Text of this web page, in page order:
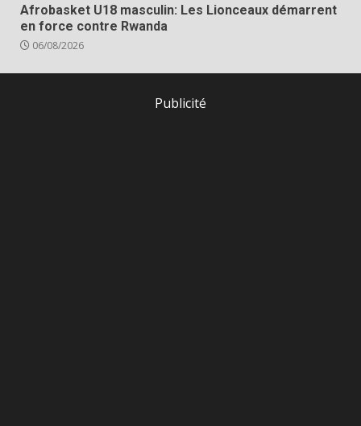
Afrobasket U18 masculin: Les Lionceaux démarrent
en force contre Rwanda
06/08/2026
Publicité